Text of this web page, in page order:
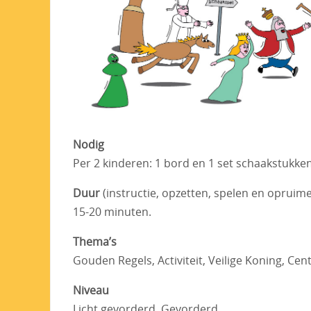
Nodig
Per 2 kinderen: 1 bord en 1 set
Duur(instructie, opzetten, spelen en
15-20 minuten.
Thema’s
Gouden Regels, Activiteit, Veilige Koning,
Niveau